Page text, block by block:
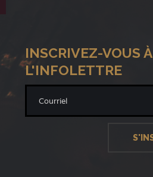
INSCRIVEZ-VOUS À
L'INFOLETTRE